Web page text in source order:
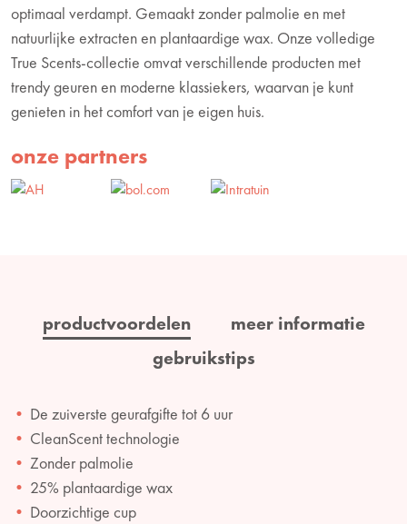
optimaal verdampt. Gemaakt zonder palmolie en met
natuurlijke extracten en plantaardige wax. Onze volledige
True Scents-collectie omvat verschillende producten met
trendy geuren en moderne klassiekers, waarvan je kunt
genieten in het comfort van je eigen huis.
onze partners
productvoordelen
meer informatie
gebruikstips
De zuiverste geurafgifte tot 6 uur
CleanScent technologie
Zonder palmolie
25% plantaardige wax
Doorzichtige cup